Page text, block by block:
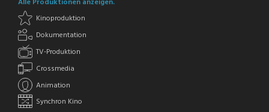
Kinoproduktion
Dokumentation
TV-Produktion
Crossmedia
Animation
Synchron Kino